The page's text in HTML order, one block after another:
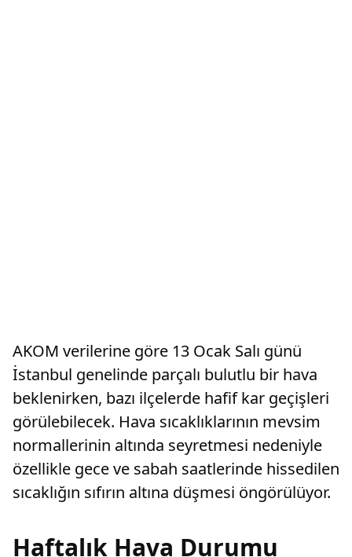
AKOM verilerine göre 13 Ocak Salı günü
İstanbul genelinde parçalı bulutlu bir hava
beklenirken, bazı ilçelerde hafif kar geçişleri
görülebilecek. Hava sıcaklıklarının mevsim
normallerinin altında seyretmesi nedeniyle
özellikle gece ve sabah saatlerinde hissedilen
sıcaklığın sıfırın altına düşmesi öngörülüyor.
Haftalık Hava Durumu